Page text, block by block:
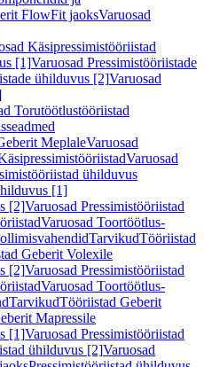
FlowFit jaoksVaruosad
Käsipressimistööriistad
[1]Varuosad Pressimistööriistade
ühilduvus [2]Varuosad
Torutöötlustööriistad
MeplaleVaruosad
Varuosad
ühilduvus
[1]
[2]Varuosad Pressimistööriistad
Varuosad Toortöötlus-
TarvikudTööriistad
Geberit Volexile
[2]Varuosad Pressimistööriistad
Varuosad Toortöötlus-
TarvikudTööriistad Geberit
Mapressile
[1]Varuosad Pressimistööriistad
ühilduvus [2]Varuosad